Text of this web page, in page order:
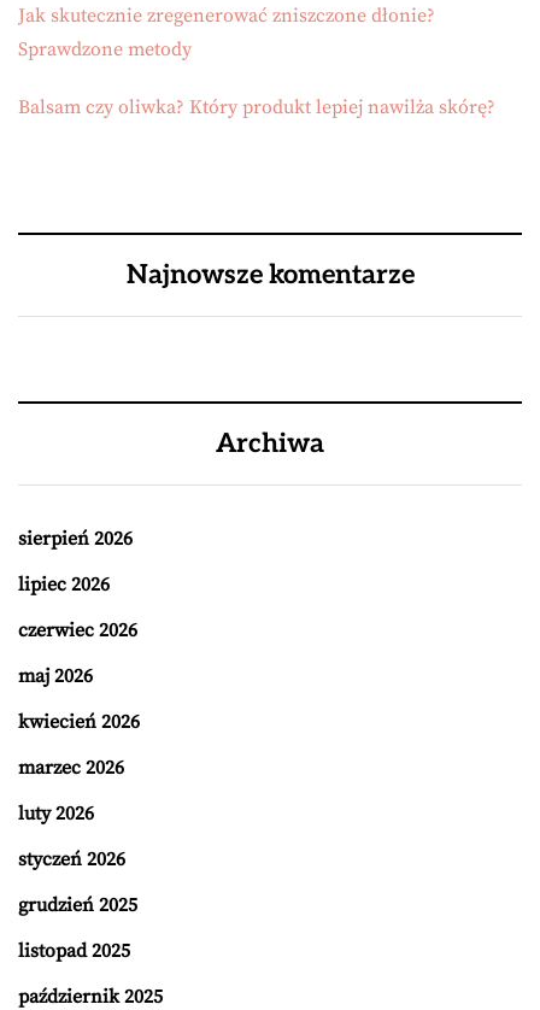
Jak skutecznie zregenerować zniszczone dłonie?
Sprawdzone metody
Balsam czy oliwka? Który produkt lepiej nawilża skórę?
Najnowsze komentarze
Archiwa
sierpień 2026
lipiec 2026
czerwiec 2026
maj 2026
kwiecień 2026
marzec 2026
luty 2026
styczeń 2026
grudzień 2025
listopad 2025
październik 2025